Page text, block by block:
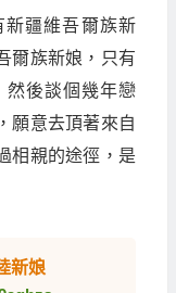
新疆維吾爾族新
爾族新娘，只有
然後談個幾年戀
願意去頂著來自
相親的途徑，是
新娘